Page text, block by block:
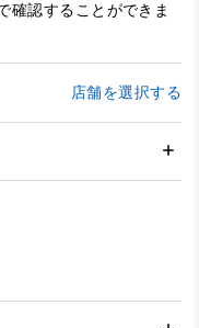
確認することができま
店舗を選択する